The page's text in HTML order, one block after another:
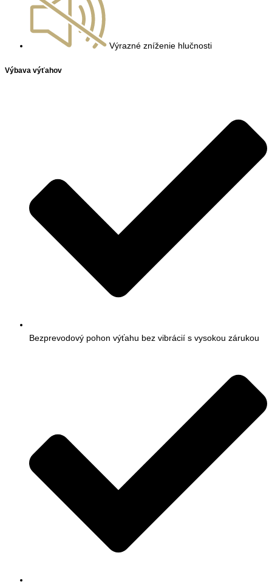
Výrazné zníženie hlučnosti
Výbava výťahov
Bezprevodový pohon výťahu bez vibrácií s vysokou zárukou